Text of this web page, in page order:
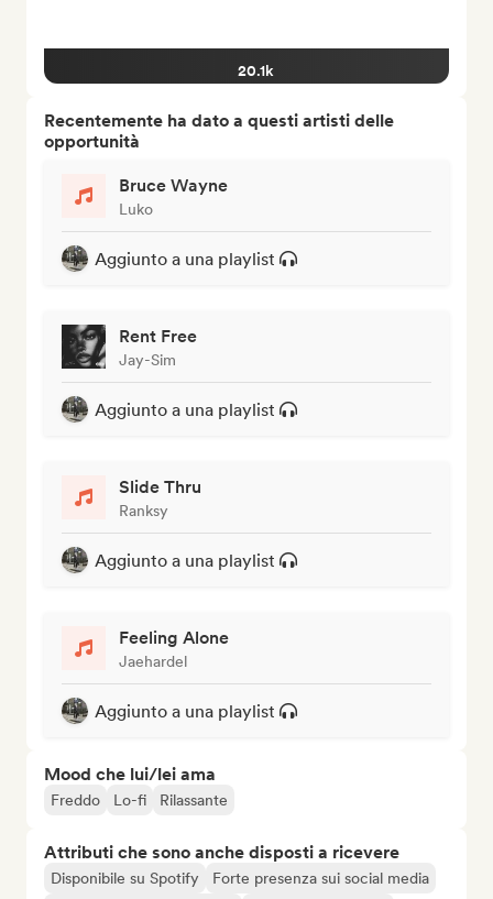
20.1k
Recentemente ha dato a questi artisti delle
opportunità
Bruce Wayne
Luko
Aggiunto a una playlist
Rent Free
Jay-Sim
Aggiunto a una playlist
Slide Thru
Ranksy
Aggiunto a una playlist
Feeling Alone
Jaehardel
Aggiunto a una playlist
Mood che lui/lei ama
Freddo Lo-fi Rilassante
Attributi che sono anche disposti a ricevere
Disponibile su Spotify
Forte presenza sui social media